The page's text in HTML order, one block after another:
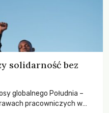
solidarność bez
globalnego Południa –
pracowniczych w